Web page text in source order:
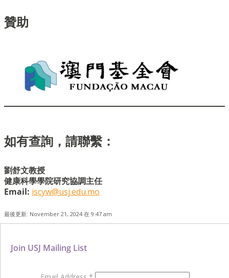
贊助
如有查詢，請聯繫：
劉舒文教授
健康科學學院研究協調主任
Email: iscyw@usj.edu.mo
最後更新: November 21, 2024 在 9:47 am
Join USJ Mailing List